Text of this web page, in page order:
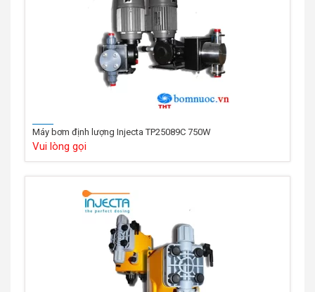
Máy bơm định lượng Injecta TP25089C 750W
Vui lòng gọi